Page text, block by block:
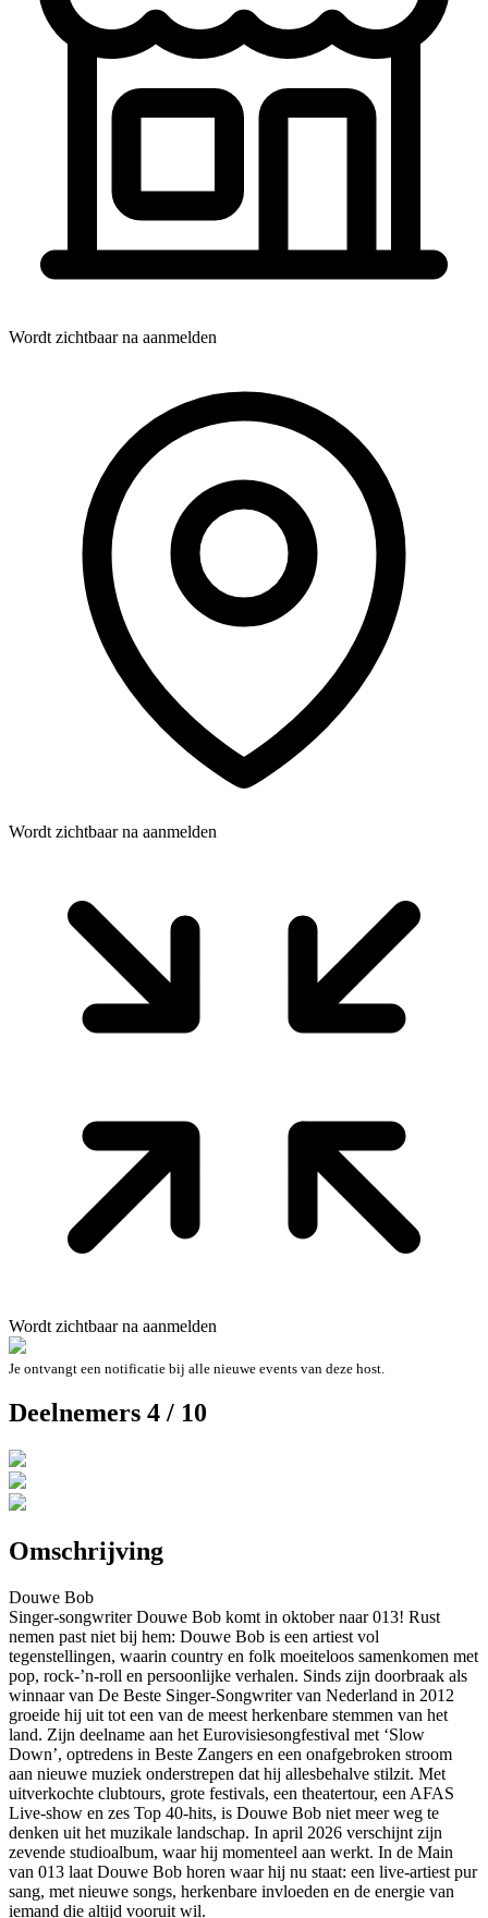
Wordt zichtbaar na aanmelden
Wordt zichtbaar na aanmelden
Wordt zichtbaar na aanmelden
Je ontvangt een notificatie bij alle nieuwe events van deze host.
Deelnemers 4 / 10
Omschrijving
Douwe Bob
Singer-songwriter Douwe Bob komt in oktober naar 013! Rust
nemen past niet bij hem: Douwe Bob is een artiest vol
tegenstellingen, waarin country en folk moeiteloos samenkomen met
pop, rock-’n-roll en persoonlijke verhalen. Sinds zijn doorbraak als
winnaar van De Beste Singer-Songwriter van Nederland in 2012
groeide hij uit tot een van de meest herkenbare stemmen van het
land. Zijn deelname aan het Eurovisiesongfestival met ‘Slow
Down’, optredens in Beste Zangers en een onafgebroken stroom
aan nieuwe muziek onderstrepen dat hij allesbehalve stilzit. Met
uitverkochte clubtours, grote festivals, een theatertour, een AFAS
Live-show en zes Top 40-hits, is Douwe Bob niet meer weg te
denken uit het muzikale landschap. In april 2026 verschijnt zijn
zevende studioalbum, waar hij momenteel aan werkt. In de Main
van 013 laat Douwe Bob horen waar hij nu staat: een live-artiest pur
sang, met nieuwe songs, herkenbare invloeden en de energie van
iemand die altijd vooruit wil.